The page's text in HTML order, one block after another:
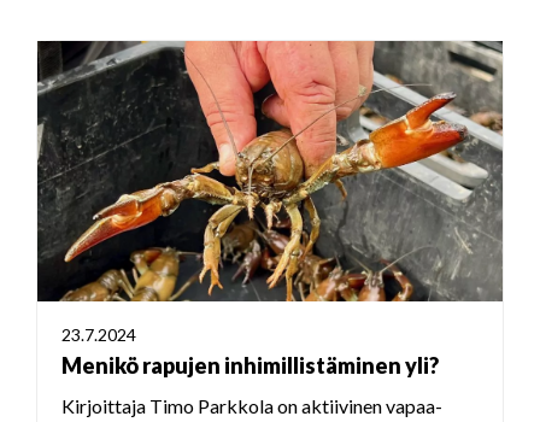
23.7.2024
Menikö rapujen inhimillistäminen yli?
Kirjoittaja Timo Parkkola on aktiivinen vapaa-